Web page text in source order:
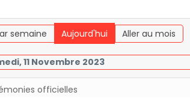
semaine Aujourd'hui Aller au mois
11 Novembre 2023
officielles